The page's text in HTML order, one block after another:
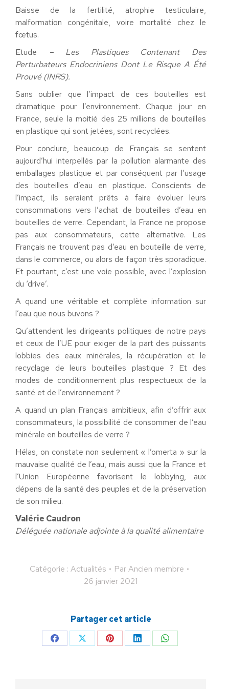
Baisse de la fertilité, atrophie testiculaire,
malformation congénitale, voire mortalité chez le
fœtus.
Etude –Les Plastiques Contenant Des
Perturbateurs Endocriniens Dont Le Risque A Été
Prouvé (INRS).
Sans oublier que l’impact de ces bouteilles est
dramatique pour l’environnement. Chaque jour en
France, seule la moitié des 25 millions de bouteilles
en plastique qui sont jetées, sont recyclées.
Pour conclure, beaucoup de Français se sentent
aujourd’hui interpellés par la pollution alarmante des
emballages plastique et par conséquent par l’usage
des bouteilles d’eau en plastique. Conscients de
l’impact, ils seraient prêts à faire évoluer leurs
consommations vers l’achat de bouteilles d’eau en
bouteilles de verre. Cependant, la France ne propose
pas aux consommateurs, cette alternative. Les
Français ne trouvent pas d’eau en bouteille de verre,
dans le commerce, ou alors de façon très sporadique.
Et pourtant, c’est une voie possible, avec l’explosion
du ‘drive’.
A quand une véritable et complète information sur
l’eau que nous buvons ?
Qu’attendent les dirigeants politiques de notre pays
et ceux de l’UE pour exiger de la part des puissants
lobbies des eaux minérales, la récupération et le
recyclage de leurs bouteilles plastique ? Et des
modes de conditionnement plus respectueux de la
santé et de l’environnement ?
A quand un plan Français ambitieux, afin d’offrir aux
consommateurs, la possibilité de consommer de l’eau
minérale en bouteilles de verre ?
Hélas, on constate non seulement « l’omerta » sur la
mauvaise qualité de l’eau, mais aussi que la France et
l’Union Européenne favorisent le lobbying, aux
dépens de la santé des peuples et de la préservation
de son milieu.
Valérie Caudron
Déléguée nationale adjointe à la qualité alimentaire
Catégorie : Actualités ParAncien membre
26 janvier 2021
Partager cet article
PartagerPartagerPartagerPartagerPartager